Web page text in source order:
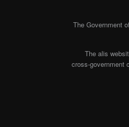
The Government
The alis
cross-government